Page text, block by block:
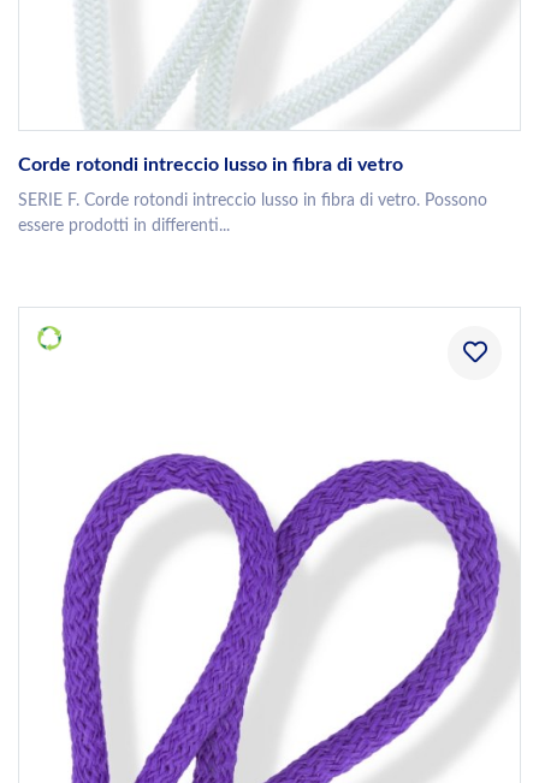
Corde rotondi intreccio lusso in fibra di vetro
SERIE F. Corde rotondi intreccio lusso in fibra di vetro. Possono
essere prodotti in differenti...